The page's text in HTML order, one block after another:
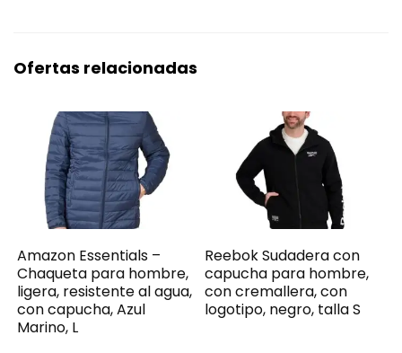
Ofertas relacionadas
Amazon Essentials –
Chaqueta para hombre,
ligera, resistente al agua,
con capucha, Azul
Marino, L
Reebok Sudadera con
capucha para hombre,
con cremallera, con
logotipo, negro, talla S